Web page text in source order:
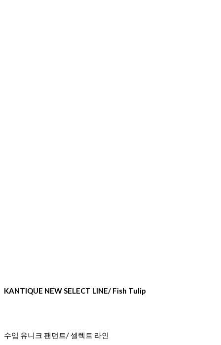
KANTIQUE NEW SELECT LINE/ Fish Tulip
수입 유니크 팬던트/ 셀렉트 라인